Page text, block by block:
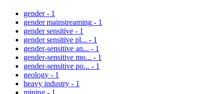
gender - 1
gender mainstreaming - 1
gender sensitive - 1
gender sensitive pl... - 1
gender-sensitive an... - 1
gender-sensitive mo... - 1
gender-sensitive po... - 1
geology - 1
heavy industry - 1